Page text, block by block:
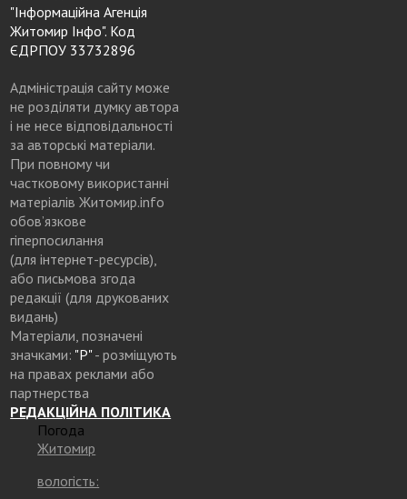
"Інформаційна Агенція
Житомир Інфо". Код
ЄДРПОУ 33732896
Адміністрація сайту може
не розділяти думку автора
і не несе відповідальності
за авторські матеріали.
При повному чи
частковому використанні
матеріалів Житомир.info
обов’язкове
гіперпосилання
(для інтернет-ресурсів),
або письмова згода
редакції (для друкованих
видань)
Матеріали, позначені
значками: "Р"- розміщують
на правах реклами або
партнерства
РЕДАКЦІЙНА ПОЛІТИКА
Погода
Житомир
вологість: